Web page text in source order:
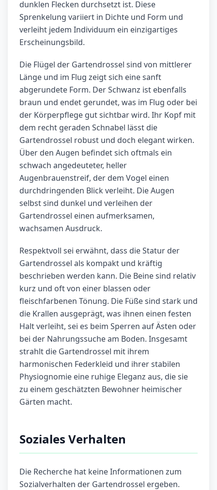
dunklen Flecken durchsetzt ist. Diese
Sprenkelung variiert in Dichte und Form und
verleiht jedem Individuum ein einzigartiges
Erscheinungsbild.
Die Flügel der Gartendrossel sind von mittlerer
Länge und im Flug zeigt sich eine sanft
abgerundete Form. Der Schwanz ist ebenfalls
braun und endet gerundet, was im Flug oder bei
der Körperpflege gut sichtbar wird. Ihr Kopf mit
dem recht geraden Schnabel lässt die
Gartendrossel robust und doch elegant wirken.
Über den Augen befindet sich oftmals ein
schwach angedeuteter, heller
Augenbrauenstreif, der dem Vogel einen
durchdringenden Blick verleiht. Die Augen
selbst sind dunkel und verleihen der
Gartendrossel einen aufmerksamen,
wachsamen Ausdruck.
Respektvoll sei erwähnt, dass die Statur der
Gartendrossel als kompakt und kräftig
beschrieben werden kann. Die Beine sind relativ
kurz und oft von einer blassen oder
fleischfarbenen Tönung. Die Füße sind stark und
die Krallen ausgeprägt, was ihnen einen festen
Halt verleiht, sei es beim Sperren auf Ästen oder
bei der Nahrungssuche am Boden. Insgesamt
strahlt die Gartendrossel mit ihrem
harmonischen Federkleid und ihrer stabilen
Physiognomie eine ruhige Eleganz aus, die sie
zu einem geschätzten Bewohner heimischer
Gärten macht.
Soziales Verhalten
Die Recherche hat keine Informationen zum
Sozialverhalten der Gartendrossel ergeben.